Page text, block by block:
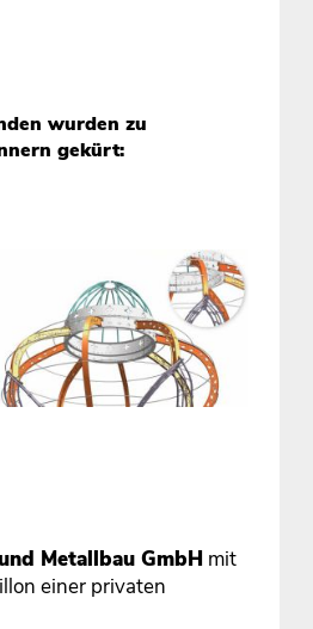
wurden zu
gekürt:
Metallbau GmbHmit
einer privaten